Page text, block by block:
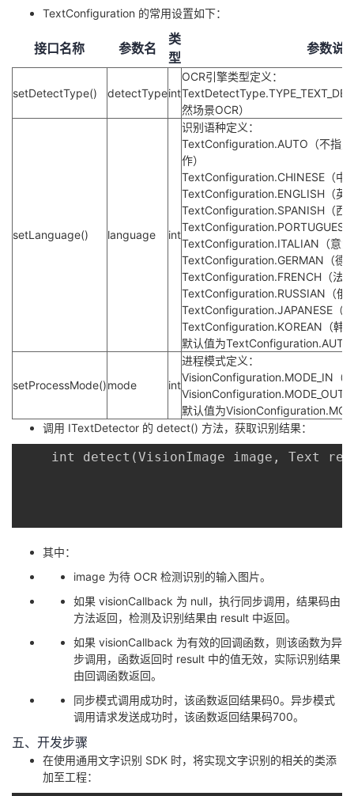
课
程
的
认
证
我
的
实
我
的
术
支
持
云
声
建
TextConfiguration 的常用设置如下：
接口名称 参数名
类
型
参数说
setDetectType() detectTypeint
OCR引擎类型定义：
然场景OCR）
setLanguage() language int
识别语种定义：
TextConfiguration.AUTO（不指
作）
TextConfiguration.CHINESE（中
TextConfiguration.ENGLISH（英
TextConfiguration.SPANISH（西
TextConfiguration.ITALIAN（意
TextConfiguration.GERMAN（德
TextConfiguration.FRENCH（法
TextConfiguration.RUSSIAN（俄
TextConfiguration.JAPANESE（
TextConfiguration.KOREAN（韩
默认值为TextConfiguration.AUTO
setProcessMode()mode int
进程模式定义：
VisionConfiguration.MODE_IN（
VisionConfiguration.MODE_OUT
默认值为
调用 ITextDetector 的 detect() 方法，获取识别结果：
int detect(VisionImage image, Text
其中：
image 为待 OCR 检测识别的输入图片。
如果 visionCallback 为 null，执行同步调用，结果码由
方法返回，检测及识别结果由 result 中返回。
如果 visionCallback 为有效的回调函数，则该函数为异
步调用，函数返回时 result 中的值无效，实际识别结果
由回调函数返回。
同步模式调用成功时，该函数返回结果码0。异步模式
调用请求发送成功时，该函数返回结果码700。
五、开发步骤
在使用通用文字识别 SDK 时，将实现文字识别的相关的类添
加至工程：